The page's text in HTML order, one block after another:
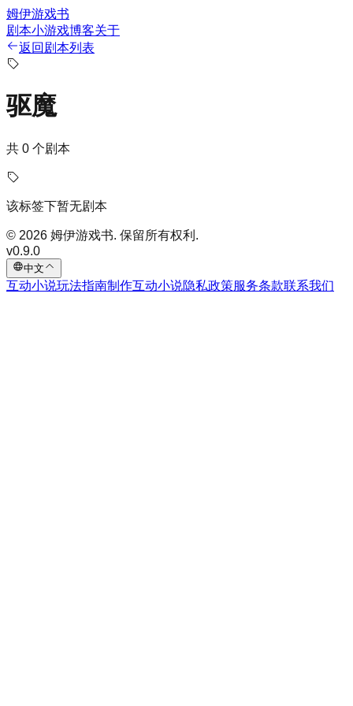
姆伊游戏书
剧本小游戏博客关于
返回剧本列表
驱魔
共 0 个剧本
该标签下暂无剧本
© 2026 姆伊游戏书. 保留所有权利.
v0.9.0
中文
互动小说玩法指南制作互动小说隐私政策服务条款联系我们